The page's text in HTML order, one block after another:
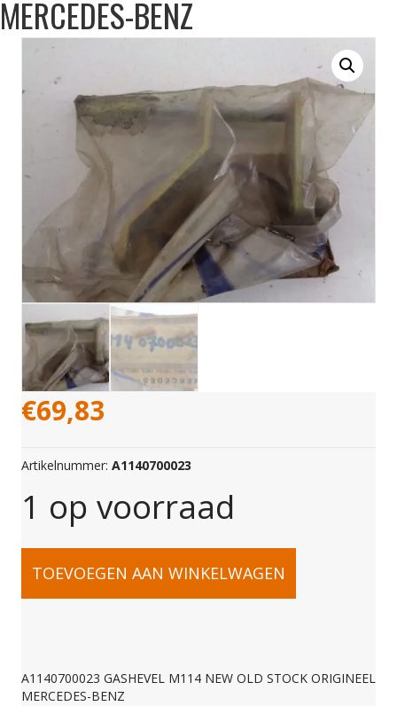
MERCEDES-BENZ
€69,83
Artikelnummer: A1140700023
1 op voorraad
A1140700023
M114
TOEVOEGEN AAN WINKELWAGEN
A1140700023 GASHEVEL M114 NEW OLD STOCK ORIGINEEL
MERCEDES-BENZ